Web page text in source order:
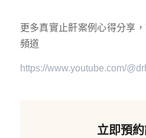
更多真實止鼾案例心得分享
頻道
https://www.youtube.com/
立即預